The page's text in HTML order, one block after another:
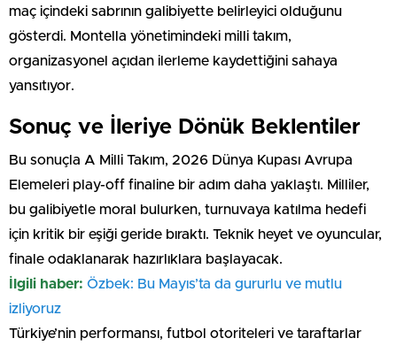
maç içindeki sabrının galibiyette belirleyici olduğunu
gösterdi. Montella yönetimindeki milli takım,
organizasyonel açıdan ilerleme kaydettiğini sahaya
yansıtıyor.
Sonuç ve İleriye Dönük Beklentiler
Bu sonuçla A Milli Takım, 2026 Dünya Kupası Avrupa
Elemeleri play-off finaline bir adım daha yaklaştı. Milliler,
bu galibiyetle moral bulurken, turnuvaya katılma hedefi
için kritik bir eşiği geride bıraktı. Teknik heyet ve oyuncular,
finale odaklanarak hazırlıklara başlayacak.
İlgili haber: Özbek: Bu Mayıs’ta da gururlu ve mutlu
izliyoruz
Türkiye’nin performansı, futbol otoriteleri ve taraftarlar